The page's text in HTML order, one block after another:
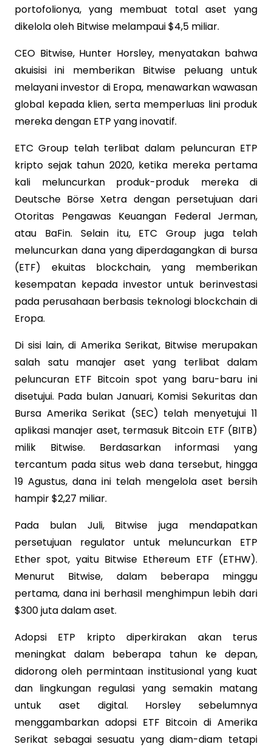
portofolionya, yang membuat total aset yang
dikelola oleh Bitwise melampaui $4,5 miliar.
CEO Bitwise, Hunter Horsley, menyatakan bahwa
akuisisi ini memberikan Bitwise peluang untuk
melayani investor di Eropa, menawarkan wawasan
global kepada klien, serta memperluas lini produk
mereka dengan ETP yang inovatif.
ETC Group telah terlibat dalam peluncuran ETP
kripto sejak tahun 2020, ketika mereka pertama
kali meluncurkan produk-produk mereka di
Deutsche Börse Xetra dengan persetujuan dari
Otoritas Pengawas Keuangan Federal Jerman,
atau BaFin. Selain itu, ETC Group juga telah
meluncurkan dana yang diperdagangkan di bursa
(ETF) ekuitas blockchain, yang memberikan
kesempatan kepada investor untuk berinvestasi
pada perusahaan berbasis teknologi blockchain di
Eropa.
Di sisi lain, di Amerika Serikat, Bitwise merupakan
salah satu manajer aset yang terlibat dalam
peluncuran ETF Bitcoin spot yang baru-baru ini
disetujui. Pada bulan Januari, Komisi Sekuritas dan
Bursa Amerika Serikat (SEC) telah menyetujui 11
aplikasi manajer aset, termasuk Bitcoin ETF (BITB)
milik Bitwise. Berdasarkan informasi yang
tercantum pada situs web dana tersebut, hingga
19 Agustus, dana ini telah mengelola aset bersih
hampir $2,27 miliar.
Pada bulan Juli, Bitwise juga mendapatkan
persetujuan regulator untuk meluncurkan ETP
Ether spot, yaitu Bitwise Ethereum ETF (ETHW).
Menurut Bitwise, dalam beberapa minggu
pertama, dana ini berhasil menghimpun lebih dari
$300 juta dalam aset.
Adopsi ETP kripto diperkirakan akan terus
meningkat dalam beberapa tahun ke depan,
didorong oleh permintaan institusional yang kuat
dan lingkungan regulasi yang semakin matang
untuk aset digital. Horsley sebelumnya
menggambarkan adopsi ETF Bitcoin di Amerika
Serikat sebagai sesuatu yang diam-diam tetapi